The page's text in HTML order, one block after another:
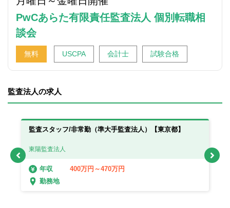
PwCあらた有限責任監査法人 個別転職相
談会
無料 USCPA 会計士 試験合格
監査法人の求人
監査スタッフ/非常勤（準大手監査法人）【東京都】
東陽監査法人
年収
400万円～470万円
勤務地